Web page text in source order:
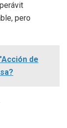
pero
de